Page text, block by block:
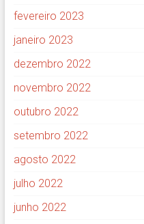
fevereiro 2023
janeiro 2023
dezembro 2022
novembro 2022
outubro 2022
setembro 2022
agosto 2022
julho 2022
junho 2022